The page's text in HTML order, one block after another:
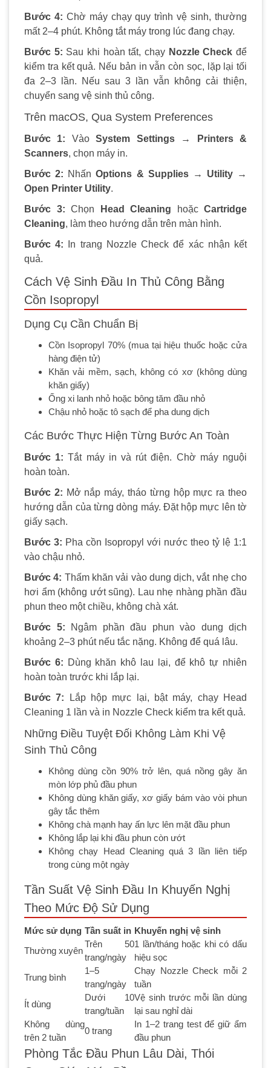
Bước 4: Chờ máy chạy quy trình vệ sinh, thường
mất 2–4 phút. Không tắt máy trong lúc đang chạy.
Bước 5: Sau khi hoàn tất, chạy Nozzle Check để
kiểm tra kết quả. Nếu bản in vẫn còn sọc, lặp lại tối
đa 2–3 lần. Nếu sau 3 lần vẫn không cải thiện,
chuyển sang vệ sinh thủ công.
Trên macOS, Qua System Preferences
Bước 1: VàoSystem Settings → Printers &
Scanners, chọn máy in.
Bước 2: NhấnOptions & Supplies → Utility →
Open Printer Utility.
Bước 3: Chọn Head Cleaning hoặc Cartridge
Cleaning, làm theo hướng dẫn trên màn hình.
Bước 4: In trang Nozzle Check để xác nhận kết
quả.
Cách Vệ Sinh Đầu In Thủ Công Bằng
Cồn Isopropyl
Dụng Cụ Cần Chuẩn Bị
Cồn Isopropyl 70% (mua tại hiệu thuốc hoặc cửa
hàng điện tử)
Khăn vải mềm, sạch, không có xơ (không dùng
khăn giấy)
Ống xi lanh nhỏ hoặc bông tăm đầu nhỏ
Chậu nhỏ hoặc tô sạch để pha dung dịch
Các Bước Thực Hiện Từng Bước An Toàn
Bước 1: Tắt máy in và rút điện. Chờ máy nguội
hoàn toàn.
Bước 2: Mở nắp máy, tháo từng hộp mực ra theo
hướng dẫn của từng dòng máy. Đặt hộp mực lên tờ
giấy sạch.
Bước 3: Pha cồn Isopropyl với nước theo tỷ lệ 1:1
vào chậu nhỏ.
Bước 4: Thấm khăn vải vào dung dịch, vắt nhẹ cho
hơi ẩm (không ướt sũng). Lau nhẹ nhàng phần đầu
phun theo một chiều, không chà xát.
Bước 5: Ngâm phần đầu phun vào dung dịch
khoảng 2–3 phút nếu tắc nặng. Không để quá lâu.
Bước 6: Dùng khăn khô lau lại, để khô tự nhiên
hoàn toàn trước khi lắp lại.
Bước 7: Lắp hộp mực lại, bật máy, chạy Head
Cleaning 1 lần và in Nozzle Check kiểm tra kết quả.
Những Điều Tuyệt Đối Không Làm Khi Vệ
Sinh Thủ Công
Không dùng cồn 90% trở lên, quá nồng gây ăn
mòn lớp phủ đầu phun
Không dùng khăn giấy, xơ giấy bám vào vòi phun
gây tắc thêm
Không chà mạnh hay ấn lực lên mặt đầu phun
Không lắp lại khi đầu phun còn ướt
Không chạy Head Cleaning quá 3 lần liên tiếp
trong cùng một ngày
Tần Suất Vệ Sinh Đầu In Khuyến Nghị
Theo Mức Độ Sử Dụng
Mức sử dụng Tần suất in Khuyến nghị vệ sinh
Thường xuyên
Trên 50
trang/ngày
1 lần/tháng hoặc khi có dấu
hiệu sọc
Trung bình
1–5
trang/ngày
Chạy Nozzle Check mỗi 2
tuần
Ít dùng
Dưới 10
trang/tuần
Vệ sinh trước mỗi lần dùng
lại sau nghỉ dài
Không dùng
trên 2 tuần
0 trang
In 1–2 trang test để giữ ẩm
đầu phun
Phòng Tắc Đầu Phun Lâu Dài, Thói